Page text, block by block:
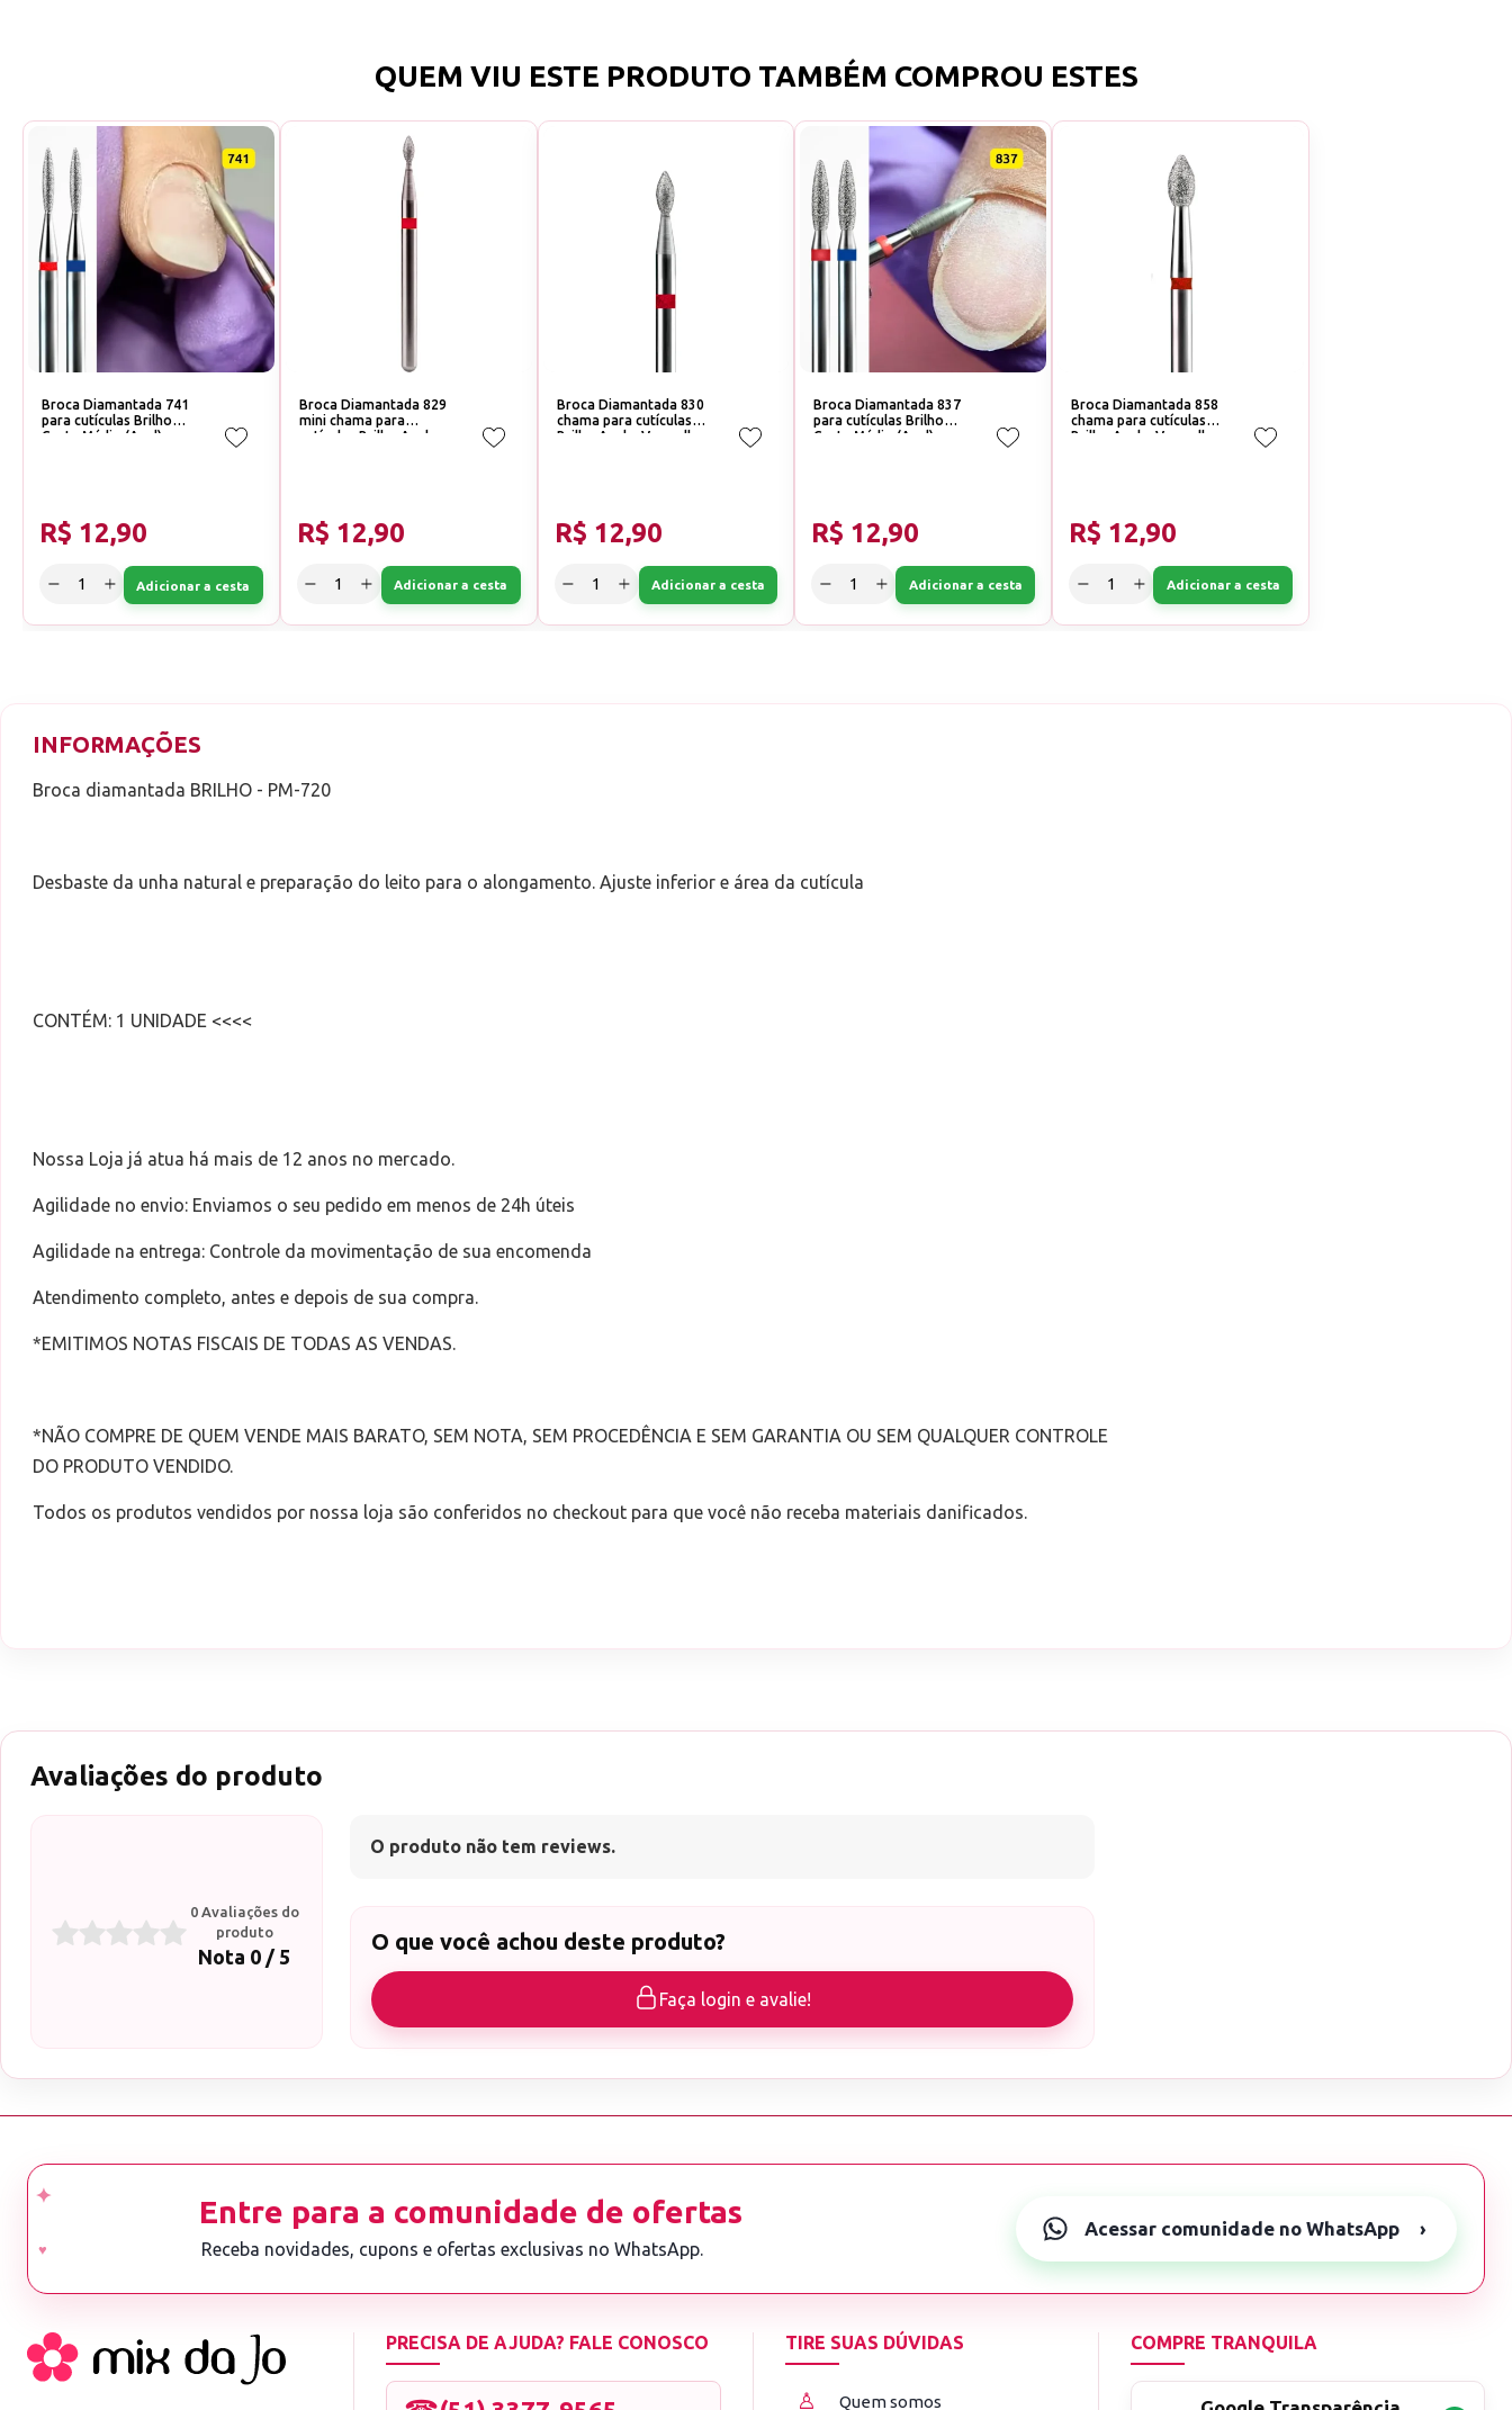
QUEM VIU ESTE PRODUTO TAMBÉM COMPROU ESTES
Broca Diamantada 741
para cutículas Brilho
Corte:Médio (Azul)
R$ 12,90
Adicionar a cesta
Broca Diamantada 829
mini chama para
cutículas Brilho Azul e
R$ 12,90
Adicionar a cesta
Broca Diamantada 830
chama para cutículas
Brilho Azul e Vermelha
R$ 12,90
Adicionar a cesta
Broca Diamantada 837
para cutículas Brilho
Corte:Médio (Azul)
R$ 12,90
Adicionar a cesta
Broca Diamantada 858
chama para cutículas
Brilho Azul e Vermelha
R$ 12,90
Adicionar a cesta
INFORMAÇÕES
Broca diamantada BRILHO - PM-720
Desbaste da unha natural e preparação do leito para o alongamento. Ajuste inferior e área da cutícula
CONTÉM: 1 UNIDADE <<<<
Nossa Loja já atua há mais de 12 anos no mercado.
Agilidade no envio: Enviamos o seu pedido em menos de 24h úteis
Agilidade na entrega: Controle da movimentação de sua encomenda
Atendimento completo, antes e depois de sua compra.
*EMITIMOS NOTAS FISCAIS DE TODAS AS VENDAS.
*NÃO COMPRE DE QUEM VENDE MAIS BARATO, SEM NOTA, SEM PROCEDÊNCIA E SEM GARANTIA OU SEM QUALQUER CONTROLE
DO PRODUTO VENDIDO.
Todos os produtos vendidos por nossa loja são conferidos no checkout para que você não receba materiais danificados.
Avaliações do produto
0 Avaliações do
produto
Nota 0 / 5
O produto não tem reviews.
O que você achou deste produto?
Faça login e avalie!
Entre para a comunidade de ofertas
Receba novidades, cupons e ofertas exclusivas no WhatsApp.
Acessar comunidade no WhatsApp ›
PRECISA DE AJUDA? FALE CONOSCO TIRE SUAS DÚVIDAS
♙ Quem somos
COMPRE TRANQUILA